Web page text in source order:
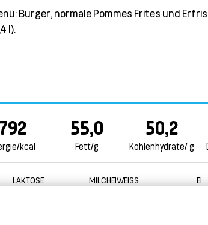
Burger, normale Pommes Frites und
l).
kcal
55,0
Fett/g
50,2
Kohlenhydrate/ g
LAKTOSE MILCHEIWEISS EI